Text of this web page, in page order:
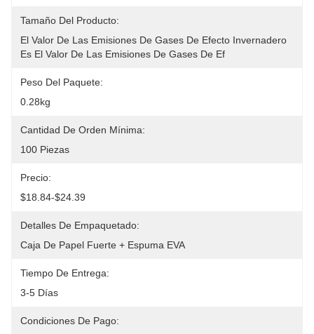
Tamaño Del Producto:
El Valor De Las Emisiones De Gases De Efecto Invernadero
Es El Valor De Las Emisiones De Gases De Ef
Peso Del Paquete:
0.28kg
Cantidad De Orden Mínima:
100 Piezas
Precio:
$18.84-$24.39
Detalles De Empaquetado:
Caja De Papel Fuerte + Espuma EVA
Tiempo De Entrega:
3-5 Días
Condiciones De Pago: